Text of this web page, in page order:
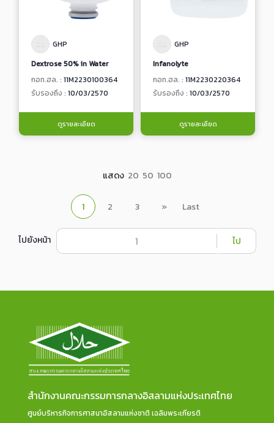
GHP
Dextrose 50% in Water
กอท.ฮล. : 11M2230100364
รับรองถึง : 10/03/2570
ดูรายละเอียด
GHP
Infanolyte
กอท.ฮล. : 11M2230220364
รับรองถึง : 10/03/2570
ดูรายละเอียด
แสดง 20 50 100
1 2 3 » Last
ไปยังหน้า ไป
สำนักงานคณะกรรมการกลางอิสลามแห่งประเทศไทย
ศูนย์บริหารกิจการศาสนาอิสลามแห่งชาติ เฉลิมพระเกียรติ